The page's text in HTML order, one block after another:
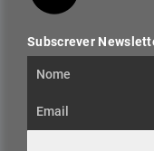
Subscrever